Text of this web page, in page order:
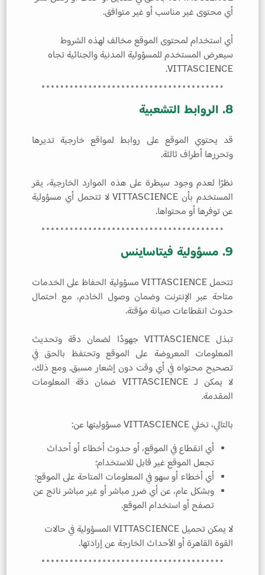
أي محتوى غير مناسب أو غير متوافق.
أي استخدام لمحتوى الموقع مخالف لهذه الشروط
سيعرض المستخدم للمسؤولية المدنية والجنائية تجاه
VITTASCIENCE.
8. الروابط التشعبية
قد يحتوي الموقع على روابط لمواقع خارجية تديرها
وتحررها أطراف ثالثة.
نظرًا لعدم وجود سيطرة على هذه الموارد الخارجية، يقر
المستخدم بأن VITTASCIENCE لا تتحمل أي مسؤولية
عن توفرها أو محتواها.
9. مسؤولية فيتاساينس
تتحمل VITTASCIENCE مسؤولية الحفاظ على الخدمات
متاحة عبر الإنترنت وضمان وصول الخادم، مع احتمال
حدوث انقطاعات صيانة مؤقتة.
تبذل VITTASCIENCE جهودًا لضمان دقة وتحديث
المعلومات المعروضة على الموقع وتحتفظ بالحق في
تصحيح محتواه في أي وقت دون إشعار مسبق. ومع ذلك،
لا يمكن لـ VITTASCIENCE ضمان دقة المعلومات
المقدمة.
بالتالي، تخلي VITTASCIENCE مسؤوليتها عن:
أي انقطاع في الموقع، أو حدوث أخطاء أو أحداث
تجعل الموقع غير قابل للاستخدام؛
أي أخطاء أو سهو في المعلومات المتاحة على الموقع؛
وبشكل عام، عن أي ضرر مباشر أو غير مباشر ناتج عن
تصفح أو استخدام الموقع.
لا يمكن تحميل VITTASCIENCE المسؤولية في حالات
القوة القاهرة أو الأحداث الخارجة عن إرادتها.